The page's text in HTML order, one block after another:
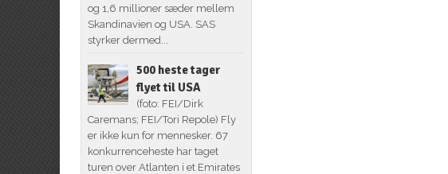
og 1,6 millioner sæder mellem
Skandinavien og USA. SAS
styrker dermed...
500 heste tager
flyet til USA
(foto: FEI/Dirk
Caremans; FEI/Tori Repole) Fly
er ikke kun for mennesker. 67
konkurrenceheste har taget
turen over Atlanten i et Emirates